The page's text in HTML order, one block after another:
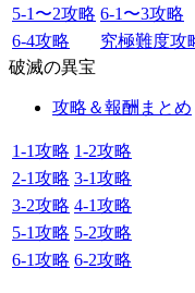
5-1〜2攻略 6-1〜3攻略
6-4攻略
究極難度攻
破滅の異宝
攻略＆報酬まとめ
1-1攻略 1-2攻略
2-1攻略 3-1攻略
3-2攻略 4-1攻略
5-1攻略 5-2攻略
6-1攻略 6-2攻略